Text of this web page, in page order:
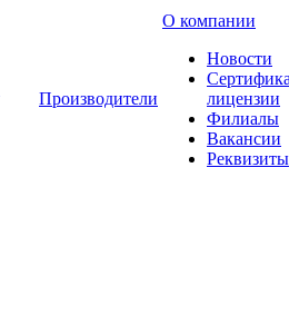
Производители
О компании
Новости
лицензии
Филиалы
Вакансии
Реквизиты